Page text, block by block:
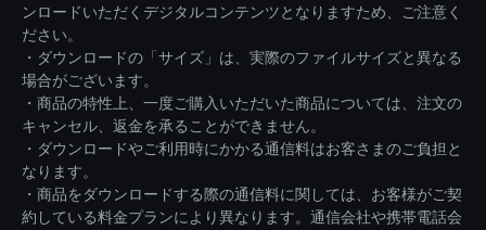
ンロードいただくデジタルコンテンツとなりますため、ご注意く
ださい。
・ダウンロードの「サイズ」は、実際のファイルサイズと異なる
場合がございます。
・商品の特性上、一度ご購入いただいた商品については、注文の
キャンセル、返金を承ることができません。
・ダウンロードやご利用時にかかる通信料はお客さまのご負担と
なります。
・商品をダウンロードする際の通信料に関しては、お客様がご契
約している料金プランにより異なります。通信会社や携帯電話会